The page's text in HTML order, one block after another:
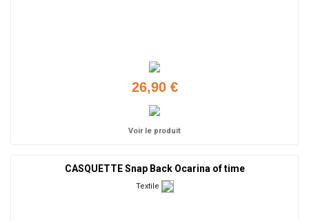
26,90 €
Voir le produit
CASQUETTE Snap Back Ocarina of time
Textile